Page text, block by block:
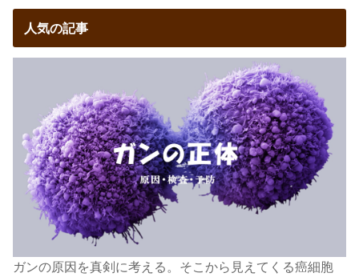
人気の記事
ガンの原因を真剣に考える。そこから見えてくる癌細胞